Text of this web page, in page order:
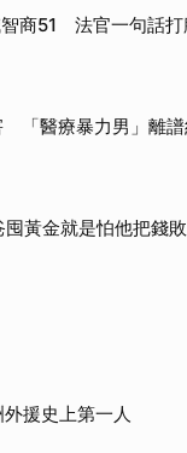
商51 法官一句話打
「醫療暴力男」離
黃金就是怕他把錢
援史上第一人